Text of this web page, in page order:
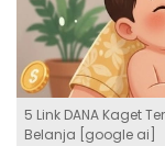
5 Link DANA Kaget
Belanja [google ai]